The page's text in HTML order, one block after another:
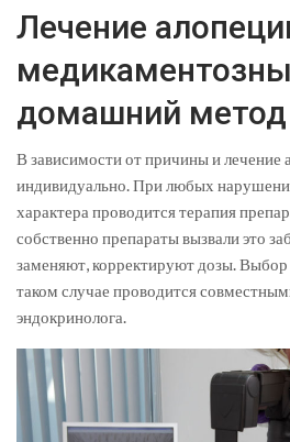
Лечение
домашний метод
В зависимости от причины и лечение
индивидуально. При любых
характера проводится терапия
собственно препараты вызвали это
заменяют, корректируют дозы. Выбор
таком случае проводится
эндокринолога.